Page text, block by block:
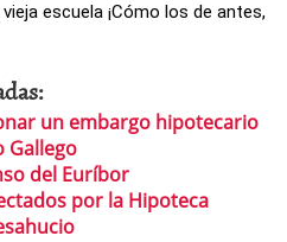
escuela ¡Cómo los de antes,
un embargo hipotecario
Gallego
del Euríbor
por la Hipoteca